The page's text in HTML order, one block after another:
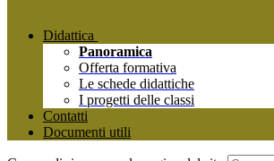
Didattica
Panoramica
Offerta formativa
Le schede didattiche
I progetti delle classi
Contatti
Documenti utili